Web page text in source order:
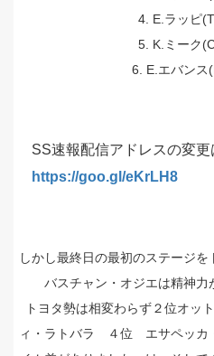
4. E.ラッピ
5. K.ミーク
6. E.エバンス
SS速報配信アドレスの変更
https://goo.gl/eKrLH8
しかし最終日の最初のステージ
バスチャン・オジエは精神力
トヨタ勢は相変わらず２位オ
ィ・ラトバラ ４位 エサペッカ